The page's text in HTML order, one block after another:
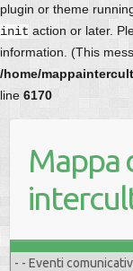
plugin or theme
init action or later.
information. (This
/home/
line 6170
Mappa